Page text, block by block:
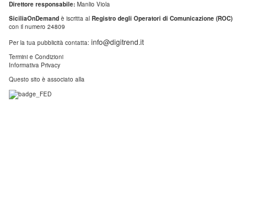
Direttore responsabile: Manlio Viola
SiciliaOnDemand è iscritta al Registro degli Operatori di Comunicazione (ROC)
con il numero 24809
Per la tua pubblicità contatta: info@digitrend.it
Termini e Condizioni
Informativa Privacy
Questo sito è associato alla